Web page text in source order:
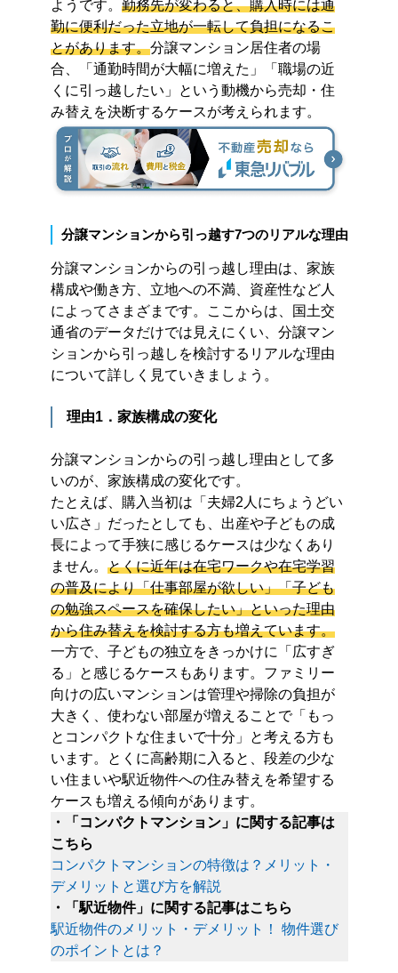
ようです。 勤務先が変わると、購入時には通
勤に便利だった立地が一転して負担になるこ
とがあります。分譲マンション居住者の場
合、「通勤時間が大幅に増えた」「職場の近
くに引っ越したい」という動機から売却・住
み替えを決断するケースが考えられます。
分譲マンションから引っ越す7つのリアルな理由
分譲マンションからの引っ越し理由は、家族
構成や働き方、立地への不満、資産性など人
によってさまざまです。ここからは、国土交
通省のデータだけでは見えにくい、分譲マン
ションから引っ越しを検討するリアルな理由
について詳しく見ていきましょう。
理由1．家族構成の変化
分譲マンションからの引っ越し理由として多
いのが、家族構成の変化です。
たとえば、購入当初は「夫婦2人にちょうどい
い広さ」だったとしても、出産や子どもの成
長によって手狭に感じるケースは少なくあり
ません。 とくに近年は在宅ワークや在宅学習
の普及により「仕事部屋が欲しい」「子ども
の勉強スペースを確保したい」といった理由
から住み替えを検討する方も増えています。
一方で、子どもの独立をきっかけに「広すぎ
る」と感じるケースもあります。ファミリー
向けの広いマンションは管理や掃除の負担が
大きく、使わない部屋が増えることで「もっ
とコンパクトな住まいで十分」と考える方も
います。とくに高齢期に入ると、段差の少な
い住まいや駅近物件への住み替えを希望する
ケースも増える傾向があります。
・「コンパクトマンション」に関する記事は
こちら
コンパクトマンションの特徴は？メリット・
デメリットと選び方を解説
・「駅近物件」に関する記事はこちら
駅近物件のメリット・デメリット！ 物件選び
のポイントとは？